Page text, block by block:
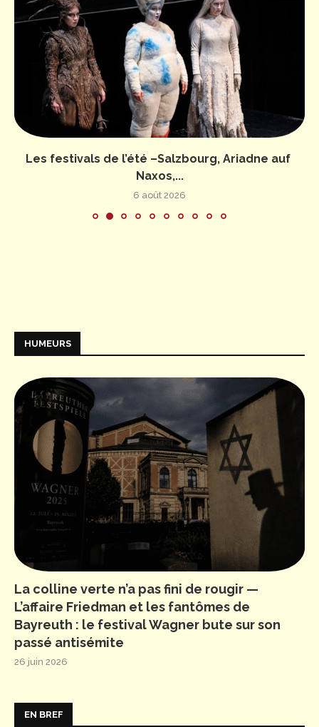
Les festivals de l’été –Salzbourg, Ariadne auf
Naxos,...
6 août 2026
HUMEURS
La colline verte n’a pas fini de rougir —
L’affaire Friedman et les fantômes de
Bayreuth : le festival Wagner bute sur son
passé antisémite
26 juin 2026
EN BREF